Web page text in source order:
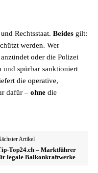
Rechtsstaat. Beides gilt:
werden. Wer
oder die Polizei
und spürbar sanktioniert
die operative,
dafür – ohne die
Artikel
– Marktführer
legale Balkonkraftwerke